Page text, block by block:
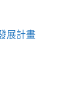
展計畫